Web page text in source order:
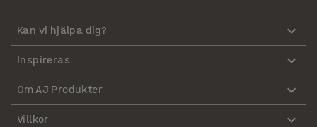
Kan vi hjälpa dig?
Inspireras
Om AJ Produkter
Villkor